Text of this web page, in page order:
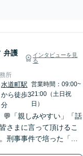
ない相続・後悔の
年間約100件】
弁護
インタビューを見
る
所
水道町駅
から徒歩3
分
営業時間：09:00~
21:00（土日祝
日）
💬「親しみやすい」「話
さまに言って頂けるこ
刑事事件で培った「交